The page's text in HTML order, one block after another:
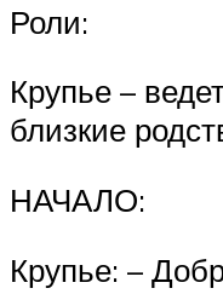
Роли:
Крупье –
близкие
НАЧАЛО:
Крупье: –